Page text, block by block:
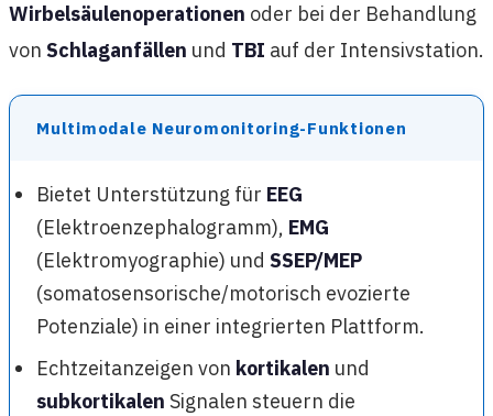
Wirbelsäulenoperationen oder bei der Behandlung
von Schlaganfällen und TBI auf der Intensivstation.
Multimodale Neuromonitoring-Funktionen
Bietet Unterstützung für EEG
(Elektroenzephalogramm), EMG
(Elektromyographie) und SSEP/MEP
(somatosensorische/motorisch evozierte
Potenziale) in einer integrierten Plattform.
Echtzeitanzeigen von kortikalen und
subkortikalen Signalen steuern die